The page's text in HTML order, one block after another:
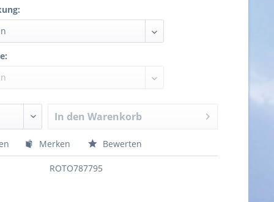
In den Warenkorb
Merken Bewerten
ROTO787795